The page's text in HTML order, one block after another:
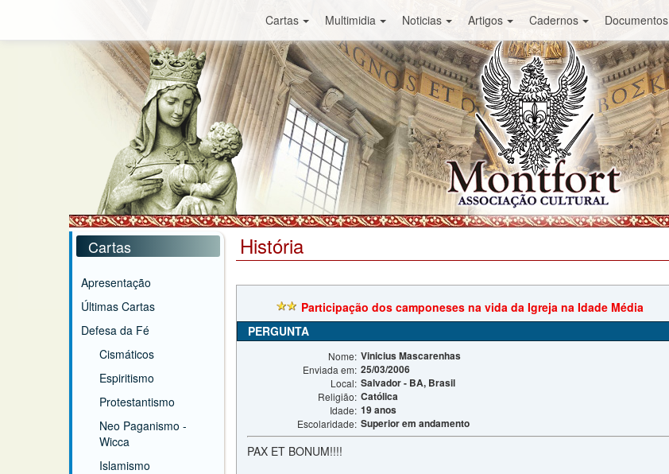
Cartas Multimidia Noticias Artigos Cadernos Documentos
Cartas
Apresentação
Últimas Cartas
Defesa da Fé
Cismáticos
Espiritismo
Protestantismo
Neo Paganismo -
Wicca
Islamismo
História
Participação dos camponeses na vida da Igreja na Idade Média
PERGUNTA
Nome: Vinicius Mascarenhas
Enviada em: 25/03/2006
Local: Salvador - BA, Brasil
Religião: Católica
Idade: 19 anos
Escolaridade: Superior em andamento
PAX ET BONUM!!!!